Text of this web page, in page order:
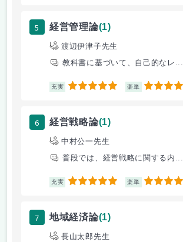
5 経営管理論(1)
渡辺伊津子先生
教科書に基づいて、自己的なレ...
充実 5 楽単 5
6 経営戦略論(1)
中村公一先生
普段では、経営戦略に関する内...
充実 5 楽単 5
7 地域経済論(1)
長山太郎先生